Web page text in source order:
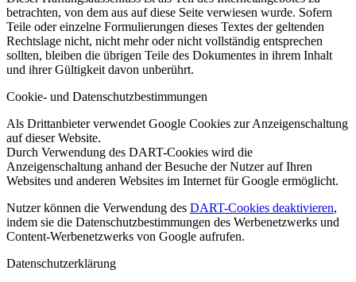
betrachten, von dem aus auf diese Seite verwiesen wurde. Sofern
Teile oder einzelne Formulierungen dieses Textes der geltenden
Rechtslage nicht, nicht mehr oder nicht vollständig entsprechen
sollten, bleiben die übrigen Teile des Dokumentes in ihrem Inhalt
und ihrer Gültigkeit davon unberührt.
Cookie- und Datenschutzbestimmungen
Als Drittanbieter verwendet Google Cookies zur Anzeigenschaltung
auf dieser Website.
Durch Verwendung des DART-Cookies wird die
Anzeigenschaltung anhand der Besuche der Nutzer auf Ihren
Websites und anderen Websites im Internet für Google ermöglicht.
Nutzer können die Verwendung des DART-Cookies deaktivieren,
indem sie die Datenschutzbestimmungen des Werbenetzwerks und
Content-Werbenetzwerks von Google aufrufen.
Datenschutzerklärung